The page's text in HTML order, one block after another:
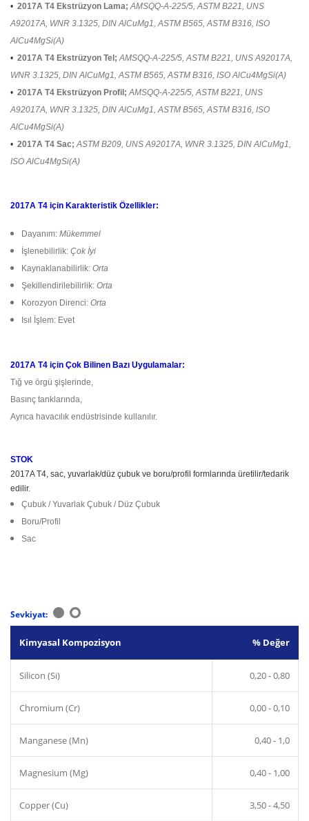
• 2017A T4 Ekstrüzyon Lama; AMSQQ-A-225/5, ASTM B221, UNS
A92017A, WNR 3.1325, DIN AlCuMg1, ASTM B565, ASTM B316, ISO
AlCu4MgSi(A)
• 2017A T4 Ekstrüzyon Tel; AMSQQ-A-225/5, ASTM B221, UNS A92017A,
WNR 3.1325, DIN AlCuMg1, ASTM B565, ASTM B316, ISO AlCu4MgSi(A)
• 2017A T4 Ekstrüzyon Profil; AMSQQ-A-225/5, ASTM B221, UNS
A92017A, WNR 3.1325, DIN AlCuMg1, ASTM B565, ASTM B316, ISO
AlCu4MgSi(A)
• 2017A T4 Sac; ASTM B209, UNS A92017A, WNR 3.1325, DIN AlCuMg1,
ISO AlCu4MgSi(A)
2017A T4 için Karakteristik Özellikler:
Dayanım: Mükemmel
İşlenebilirlik: Çok İyi
Kaynaklanabilirlik: Orta
Şekillendirilebilirlik: Orta
Korozyon Direnci: Orta
Isıl İşlem: Evet
2017A T4 için Çok Bilinen Bazı Uygulamalar:
Tığ ve örgü şişlerinde,
Basınç tanklarında,
Ayrıca havacılık endüstrisinde kullanılır.
STOK
2017A T4, sac, yuvarlak/düz çubuk ve boru/profil formlarında üretilir/tedarik
edilir.
Çubuk / Yuvarlak Çubuk / Düz Çubuk
Boru/Profil
Sac
Sevkiyat:
Kimyasal Kompozisyon % Değer
Silicon (Si) 0,20 - 0,80
Chromium (Cr) 0,00 - 0,10
Manganese (Mn) 0,40 - 1,0
Magnesium (Mg) 0,40 - 1,00
Copper (Cu) 3,50 - 4,50